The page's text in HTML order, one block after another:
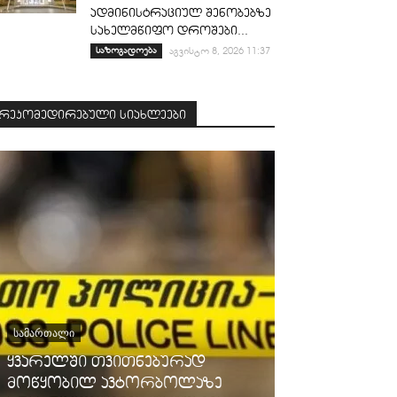
ადმინისტრაციულ შენობებზე
სახელმწიფო დროშები...
საზოგადოება აგვისტო 8, 2026 11:37
რეკომედირებული სიახლეები
ᲡᲐᲛᲐᲠᲗᲐᲚᲘ
ყვარელში თვითნებურად
მოწყობილ ავტორბოლაზე